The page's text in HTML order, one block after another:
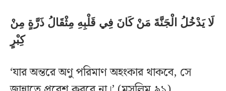
لَا يَدْخُلُ الْجَنَّةَ مَنْ كَانَ فِي قَلْبِهِ مِثْقَالُ ذَرَّةٍ مِنْ
كِبْرٍ
‘যার অন্তরে অণু পরিমাণ অহংকার থাকবে, সে